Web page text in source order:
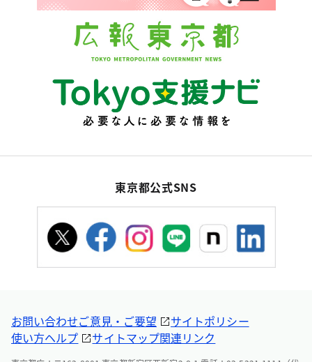
東京都公式SNS
お問い合わせご意見・ご要望
サイトポリシー
使い方ヘルプ
サイトマップ関連リンク